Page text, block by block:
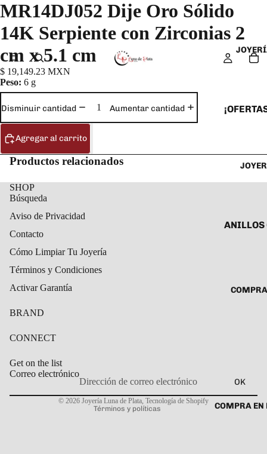
SET DE
ANILLOS
COMPRA EN
MR14DJ052 Dije Oro Sólido
14K Serpiente con Zirconias 2
cm x 5.1 cm
$ 19,149.23 MXN
Peso: 6 g
Disminuir cantidad Aumentar cantidad
Agregar al carrito
Productos relacionados
SHOP
Búsqueda
Aviso de Privacidad
Contacto
Cómo Limpiar Tu Joyería
Términos y Condiciones
Activar Garantía
BRAND
CONNECT
Get on the list
Correo electrónico
OK
© 2026 Joyería Luna de Plata Tecnología de Shopify
Términos y políticas
Política de privacidad